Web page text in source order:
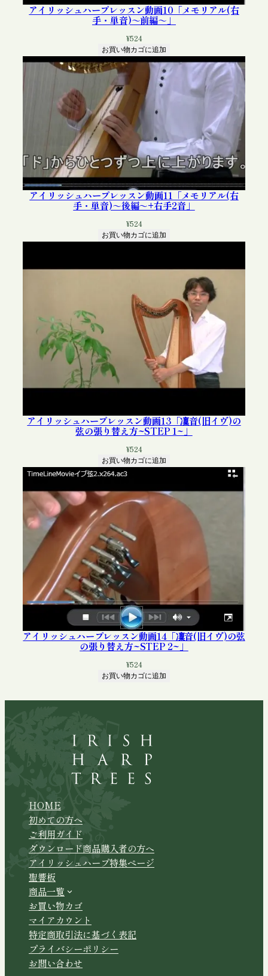
アイリッシュハープレッスン動画10「メモリアル(右
手・単音)～前編～」
¥524
お買い物カゴに追加
アイリッシュハープレッスン動画11「メモリアル(右
手・単音)～後編～+右手2音」
¥524
お買い物カゴに追加
アイリッシュハープレッスン動画13「凜音(旧イヴ)の
弦の張り替え方~STEP 1~」
¥524
お買い物カゴに追加
アイリッシュハープレッスン動画14「凜音(旧イヴ)の弦
の張り替え方~STEP 2~」
¥524
お買い物カゴに追加
HOME
初めての方へ
ご利用ガイド
ダウンロード商品購入者の方へ
アイリッシュハープ特集ページ
聖響板
商品一覧
お買い物カゴ
マイアカウント
特定商取引法に基づく表記
プライバシーポリシー
お問い合わせ